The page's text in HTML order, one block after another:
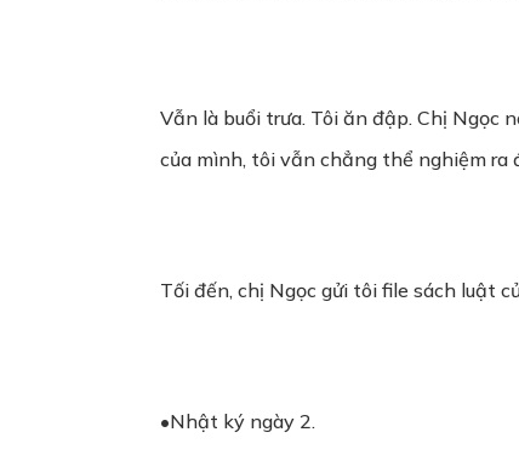
Vẫn là buổi trưa. Tôi ăn đập. Chị Ngọc
của mình, tôi vẫn chẳng thể nghiệm ra
Tối đến, chị Ngọc gửi tôi file sách luật
•Nhật ký ngày 2.